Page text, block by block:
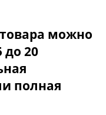
можно
до 20
полная